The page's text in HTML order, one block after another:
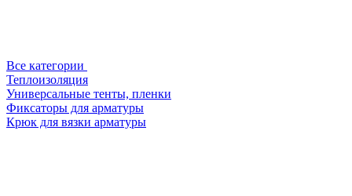
Все категории
Теплоизоляция
Универсальные тенты, пленки
Фиксаторы для арматуры
Крюк для вязки арматуры